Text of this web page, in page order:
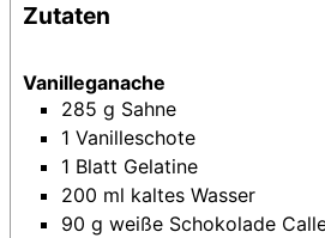
Zutaten
Vanilleganache
285 g Sahne
1 Vanilleschote
1 Blatt Gelatine
200 ml kaltes Wasser
90 g weiße Schokolade